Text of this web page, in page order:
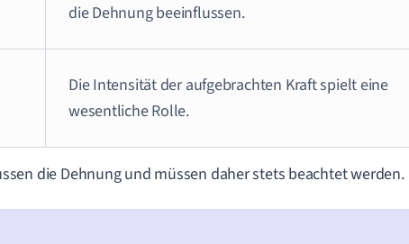
die Dehnung beeinflussen.
Die Intensität der aufgebrachten Kraft spielt eine
wesentliche Rolle.
die Dehnung und müssen daher stets beachtet werden.